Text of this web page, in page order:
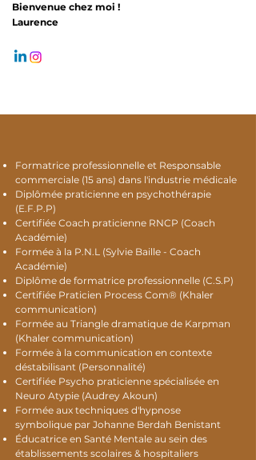
Bienvenue chez moi !
Laurence
​Formatrice professionnelle et Responsable
commerciale (15 ans) dans l'industrie médicale
Diplômée praticienne en psychothérapie
(E.F.P.P)
Certifiée Coach praticienne RNCP (Coach
Académie)
Formée à la P.N.L (Sylvie Baille - Coach
Académie)
Diplôme de formatrice professionnelle (C.S.P)
Certifiée Praticien Process Com® (Khaler
communication)
Formée au Triangle dramatique de Karpman
(Khaler communication)
Formée à la communication en contexte
déstabilisant (Personnalité)
Certifiée Psycho praticienne spécialisée en
Neuro Atypie (Audrey Akoun)
Formée aux techniques d'hypnose
symbolique par Johanne Berdah Benistant
Éducatrice en Santé Mentale au sein des
établissements scolaires & hospitaliers